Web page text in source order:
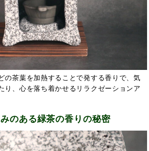
の茶葉を加熱することで発する香りで、気
り、心を落ち着かせるリラクゼーションア
のある緑茶の香りの秘密